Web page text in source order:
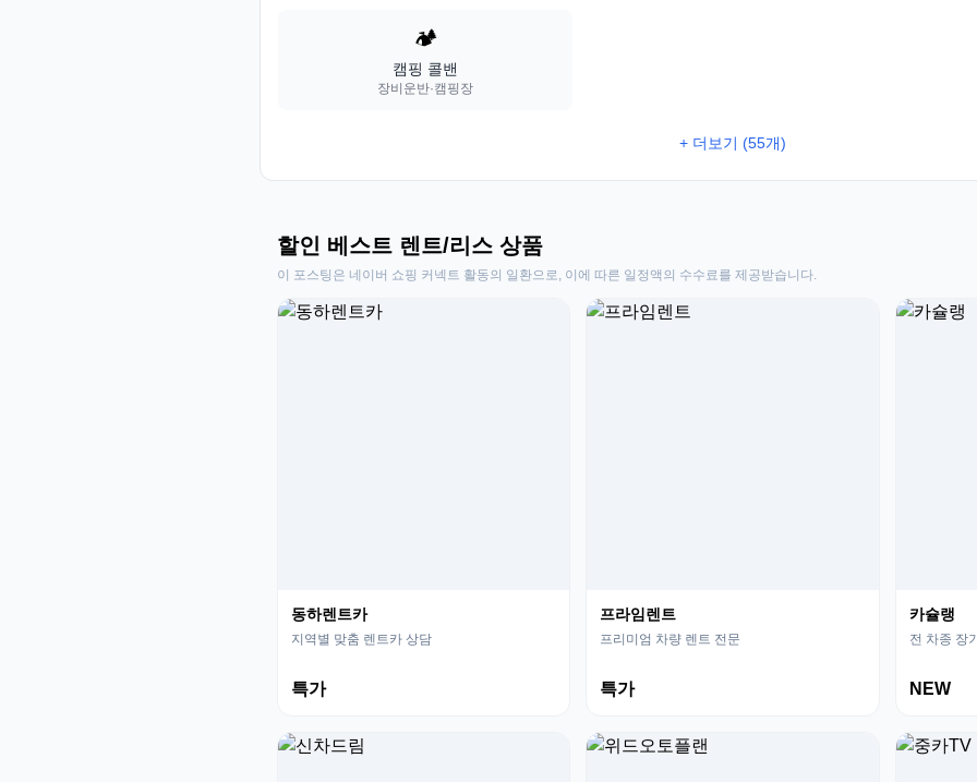
🏕️
캠핑 콜밴
장비운반·캠핑장
+ 더보기 (55개)
할인 베스트 렌트/리스 상품
이 포스팅은 네이버 쇼핑 커넥트 활동의 일환으로, 이에 따른 일정액의 수수료를 제공받습니다.
동하렌트카
지역별 맞춤 렌트카 상담
특가
프라임렌트
프리미엄 차량 렌트 전문
특가
카슐랭
전 차종 장
NEW